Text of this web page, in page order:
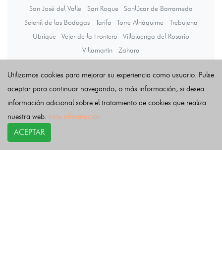
San José del Valle
San Roque
Sanlúcar de Barrameda
Setenil de las Bodegas
Tarifa Torre Alháquime
Trebujena
Ubrique
Vejer de la Frontera
Villaluenga del Rosario
Villamartín
Zahara
Últimas noticias
Utilizamos cookies para mejorar su experiencia como usuario. Pulse
aceptar para continuar navegando, o más información, si desea
información adicional sobre el tratamiento de cookies que realiza
nuestra web. Más información
ACEPTAR